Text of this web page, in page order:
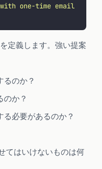
one-time email
定義します。強い提案
るのか？
のか？
必要があるのか？
てはいけないものは何